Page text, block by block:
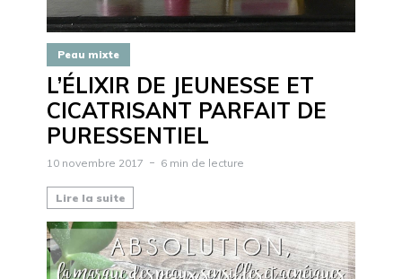
Peau mixte
L’ÉLIXIR DE JEUNESSE ET
CICATRISANT PARFAIT DE
PURESSENTIEL
10 novembre 2017 6 min de lecture
Lire la suite